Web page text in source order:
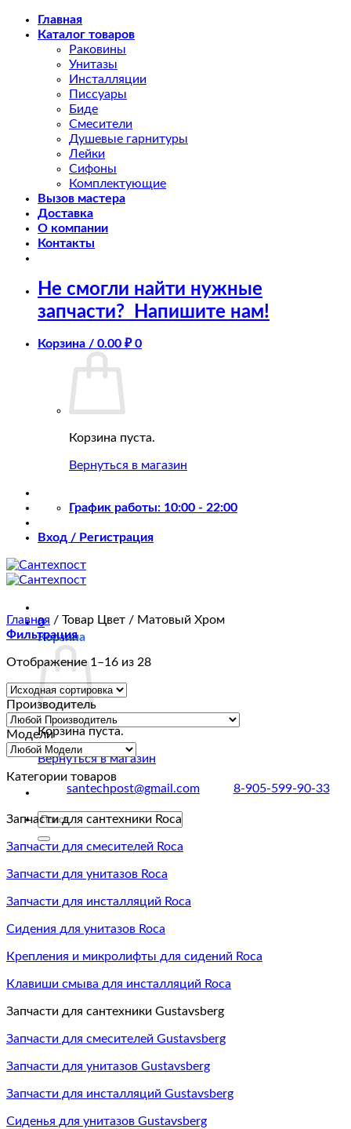
Skip
Главная
Каталог товаров
Раковины
Унитазы
Инсталляции
Писсуары
Биде
Смесители
Душевые гарнитуры
Лейки
Сифоны
Комплектующие
Вызов мастера
Доставка
О компании
Контакты
Не смогли найти нужные
запчасти?
Напишите нам!
Корзина / 0.00 ₽ 0
Корзина пуста.
Вернуться в магазин
График работы: 10:00 - 22:00
Вход / Регистрация
0
Корзина
Корзина пуста.
Вернуться в магазин
santechpost@gmail.com 8-905-599-90-33
Искать:
Главная / Товар Цвет / Матовый Хром
Фильтрация
Отображение 1–16 из 28
Производитель
Модели
Категории товаров
Запчасти для сантехники Roca
Запчасти для смесителей Roca
Запчасти для унитазов Roca
Запчасти для инсталляций Roca
Сидения для унитазов Roca
Крепления и микролифты для сидений Roca
Клавиши смыва для инсталляций Roca
Запчасти для сантехники Gustavsberg
Запчасти для смесителей Gustavsberg
Запчасти для унитазов Gustavsberg
Запчасти для инсталляций Gustavsberg
Сиденья для унитазов Gustavsberg